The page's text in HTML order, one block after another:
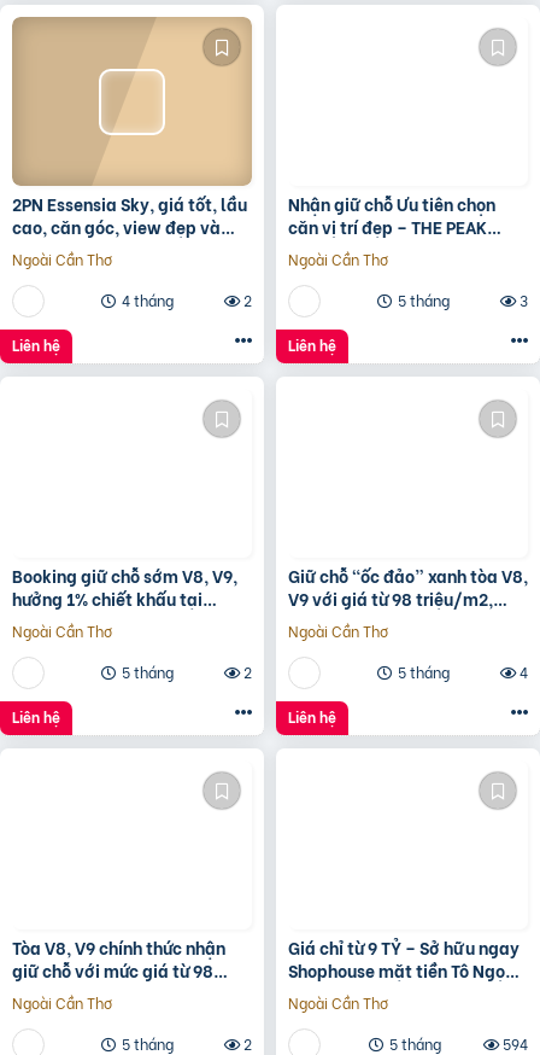
2PN Essensia Sky, giá tốt, lầu
cao, căn góc, view đẹp và
thoáng giá chỉ 6 tỷ 780 chưa
KPBTthích hợp
Ngoài Cần Thơ
4 tháng
2
Liên hệ
Nhận giữ chỗ Ưu tiên chọn
căn vị trí đẹp – THE PEAK
GARDEN của Hưng Lộc Phát
Ngoài Cần Thơ
5 tháng
3
Liên hệ
Booking giữ chỗ sớm V8, V9,
hưởng 1% chiết khấu tại
Sunshine Sky City để đón đầu
hạ tầng phát triển
Ngoài Cần Thơ
5 tháng
2
Liên hệ
Giữ chỗ “ốc đảo” xanh tòa V8,
V9 với giá từ 98 triệu/m2,
hưởng 1% chiết khấu booking
sớm tại
Ngoài Cần Thơ
5 tháng
4
Liên hệ
Tòa V8, V9 chính thức nhận
giữ chỗ với mức giá từ 98
triệu/m2, 1% early bird tại
Sunshine Sky City
Ngoài Cần Thơ
5 tháng
2
Giá chỉ từ 9 TỶ – Sở hữu ngay
Shophouse mặt tiền Tô Ngọc
Vân, ngay vành đai 2
Ngoài Cần Thơ
5 tháng
594